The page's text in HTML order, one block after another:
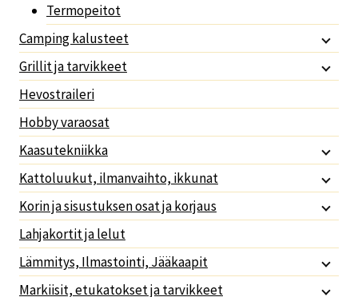
Termopeitot
Camping kalusteet
Grillit ja tarvikkeet
Hevostraileri
Hobby varaosat
Kaasutekniikka
Kattoluukut, ilmanvaihto, ikkunat
Korin ja sisustuksen osat ja korjaus
Lahjakortit ja lelut
Lämmitys, Ilmastointi, Jääkaapit
Markiisit, etukatokset ja tarvikkeet